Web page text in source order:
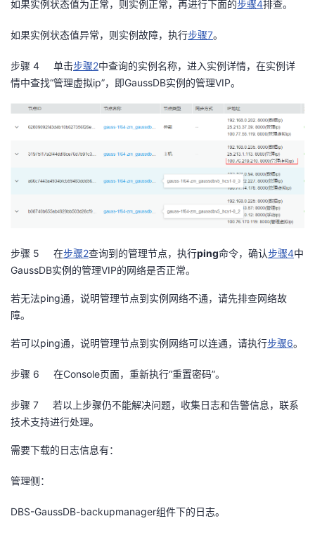
学
堂
我
验
收
藏
持
我
议
如果实例状态值为正常，则实例正常，再进行下面的步骤4排查。
如果实例状态值异常，则实例故障，执行步骤7。
步骤 4 单击步骤2中查询的实例名称，进入实例详情，在实例详
情中查找“管理虚拟ip”，即GaussDB实例的管理VIP。
步骤 5 在步骤2查询到的管理节点，执行ping命令，确认步骤4中
GaussDB实例的管理VIP的网络是否正常。
若无法ping通，说明管理节点到实例网络不通，请先排查网络故
障。
若可以ping通，说明管理节点到实例网络可以连通，请执行步骤6。
步骤 6 在Console页面，重新执行“重置密码”。
步骤 7
若以上步骤仍不能解决问题，收集日志和告警信息，联系
技术支持进行处理。
需要下载的日志信息有：
管理侧：
DBS-GaussDB-backupmanager组件下的日志。